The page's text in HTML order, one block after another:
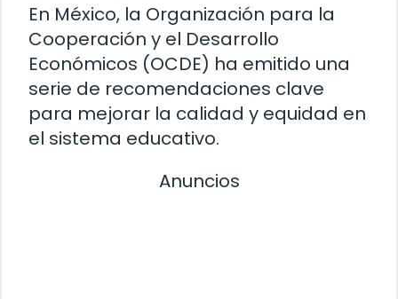
En México, la Organización para la
Cooperación y el Desarrollo
Económicos (OCDE) ha emitido una
serie de recomendaciones clave
para mejorar la calidad y equidad en
el sistema educativo.
Anuncios